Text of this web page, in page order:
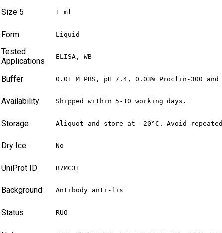
Size 5 1 ml
Form Liquid
Tested
Applications
ELISA, WB
Buffer 0.01 M PBS, pH 7.4, 0.03% Proclin-300
Availability Shipped within 5-10 working days.
Storage Aliquot and store at -20°C. Avoid
Dry Ice No
UniProt ID B7MC31
Background Antibody anti-fis
Status RUO